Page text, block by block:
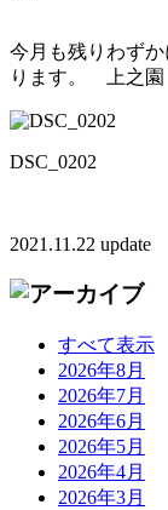
今月も残りわず
ります
DSC_0202
2021.11.22 update
すべて表示
2026年8月
2026年7月
2026年6月
2026年5月
2026年4月
2026年3月